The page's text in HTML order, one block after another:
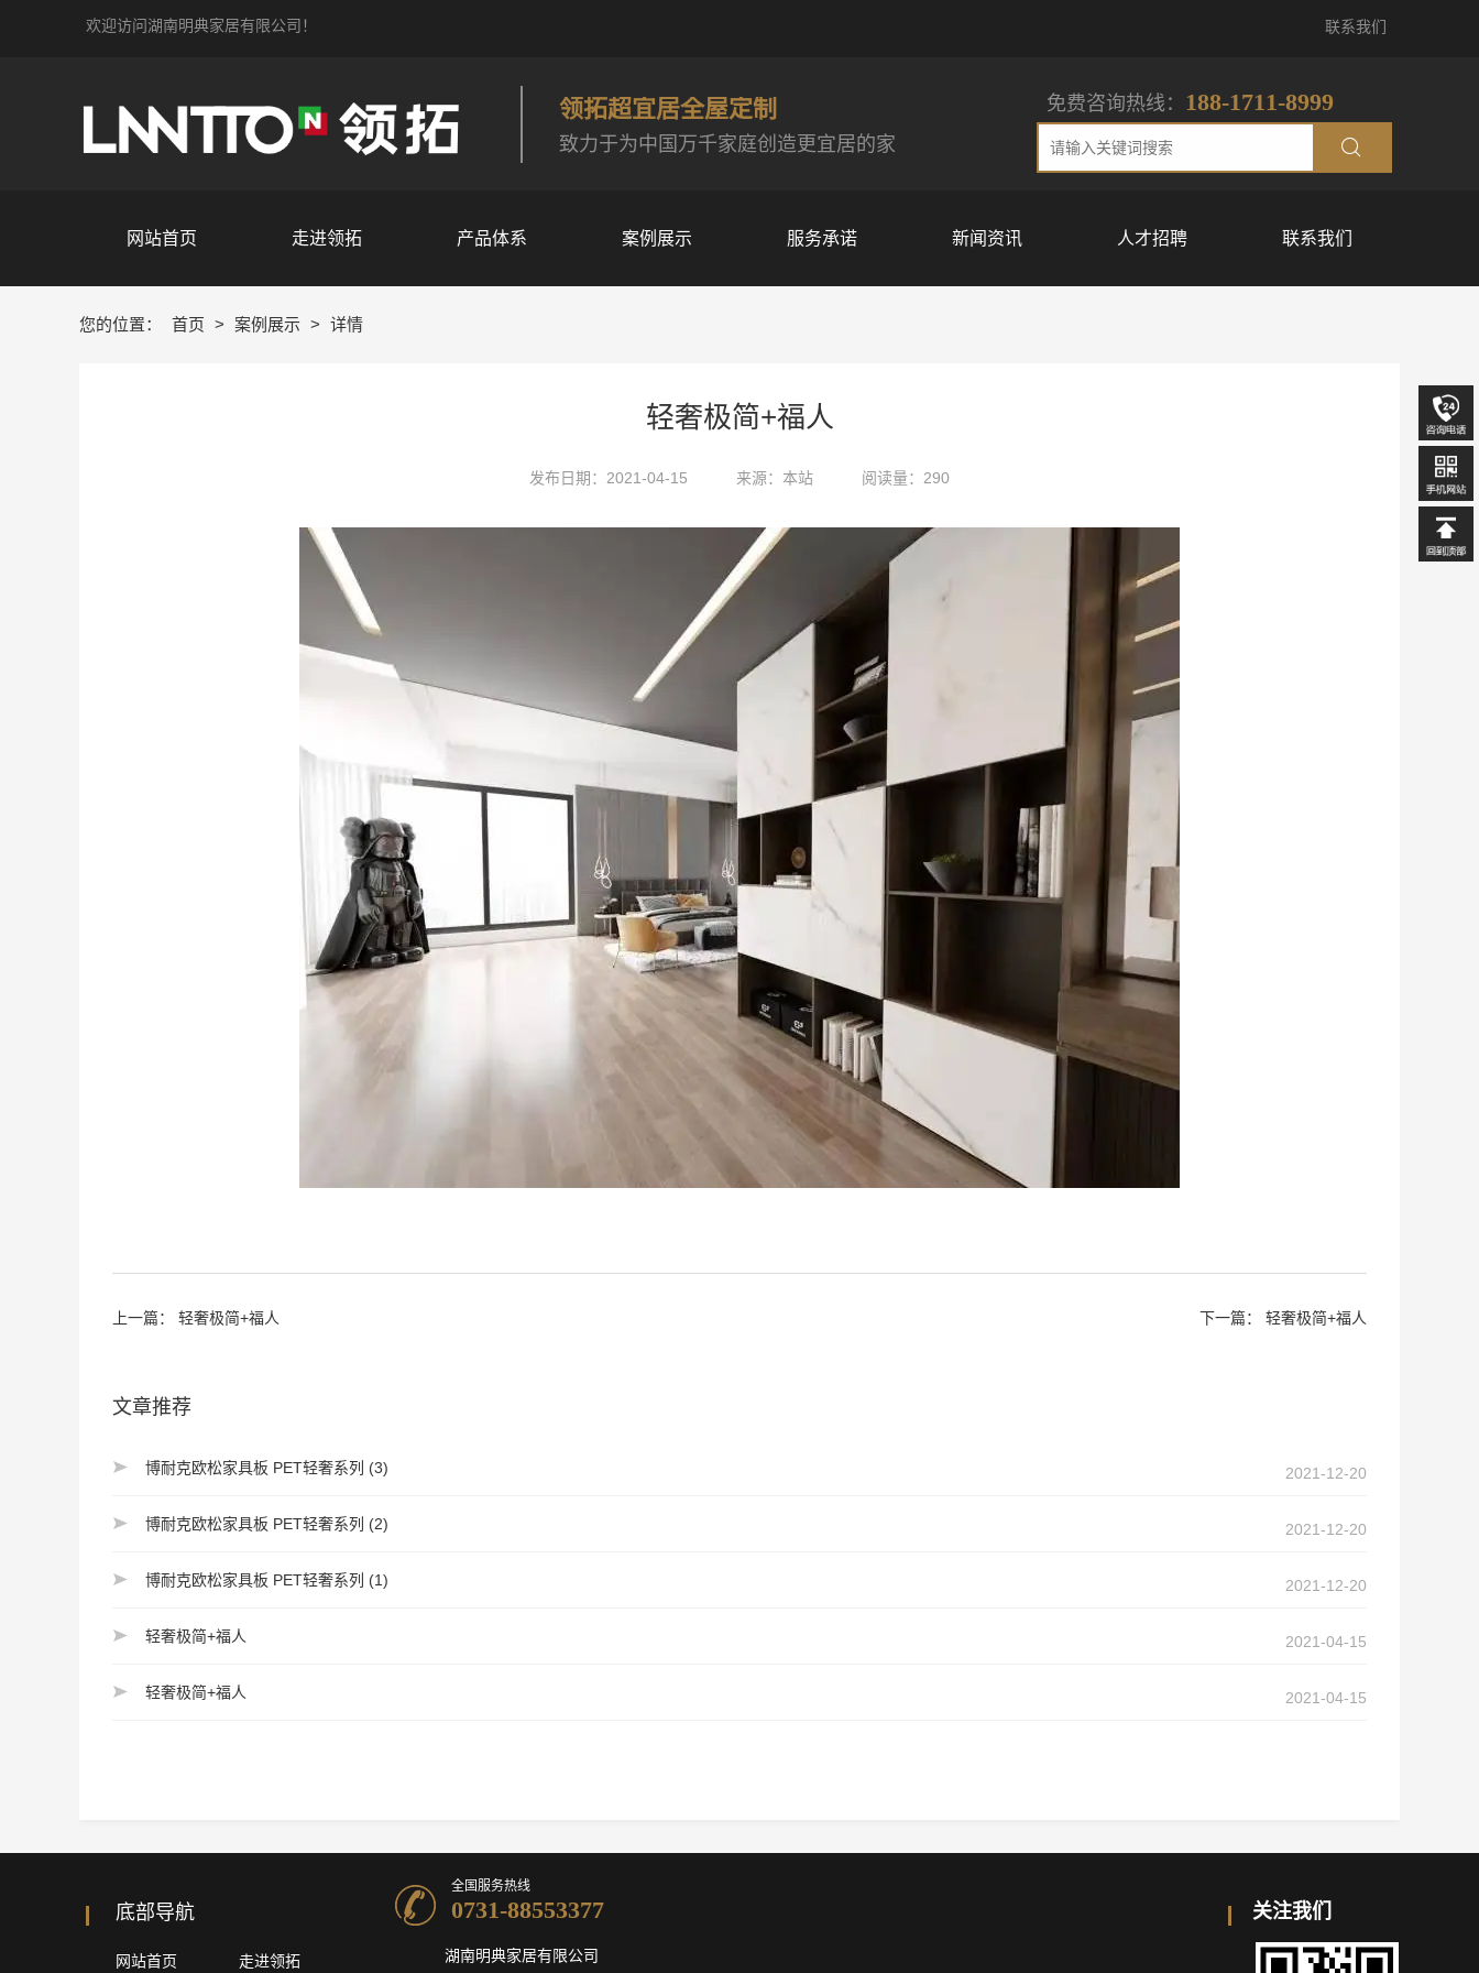
网站首页 走进领拓 产品体系 案例展示 服务承诺 新闻资讯 人才招聘 联系我们
欢迎访问湖南明典家居有限公司！
领拓超宜居全屋定制 免费咨询热线： 188-1711-8999
致力于为中国万千家庭创造更宜居的家
联系我们
您的位置： 首页 > 案例展示 > 详情
轻奢极简+福人
发布日期：2021-04-15 来源：本站 阅读量：290
上一篇： 轻奢极简+福人 下一篇： 轻奢极简+福人
文章推荐
博耐克欧松家具板 PET轻奢系列 (3) 2021-12-20
博耐克欧松家具板 PET轻奢系列 (2) 2021-12-20
博耐克欧松家具板 PET轻奢系列 (1) 2021-12-20
轻奢极简+福人 2021-04-15
轻奢极简+福人 2021-04-15
底部导航
网站首页 走进领拓
关注我们
0731-88553377
全国服务热线
湖南明典家居有限公司